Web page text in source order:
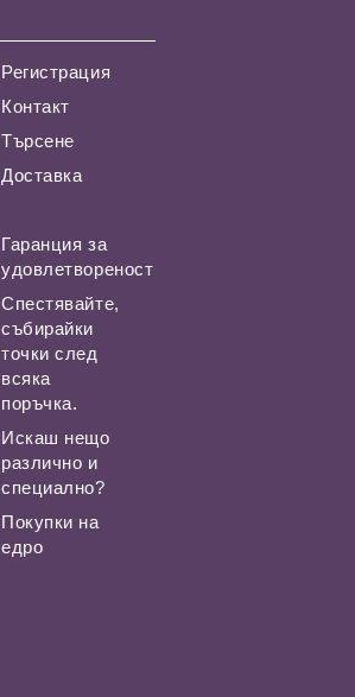
Регистрация
Контакт
Търсене
Доставка
Гаранция за
удовлетвореност
Спестявайте,
събирайки
точки след
всяка
поръчка.
Искаш нещо
различно и
специално?
Покупки на
едро